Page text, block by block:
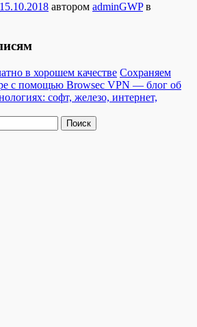
15.10.2018 автором adminGWPв
в хорошем качестве Сохраняем
с помощью Browsec VPN — блог об
софт, железо, интернет,